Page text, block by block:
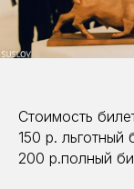
Стоимость
150 р. льготный
200 р.полный